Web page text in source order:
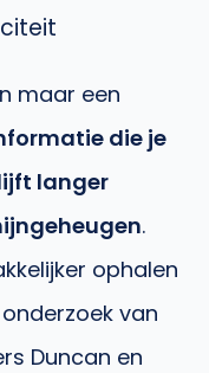
maar een
die je
langer
.
ophalen
van
Duncan en